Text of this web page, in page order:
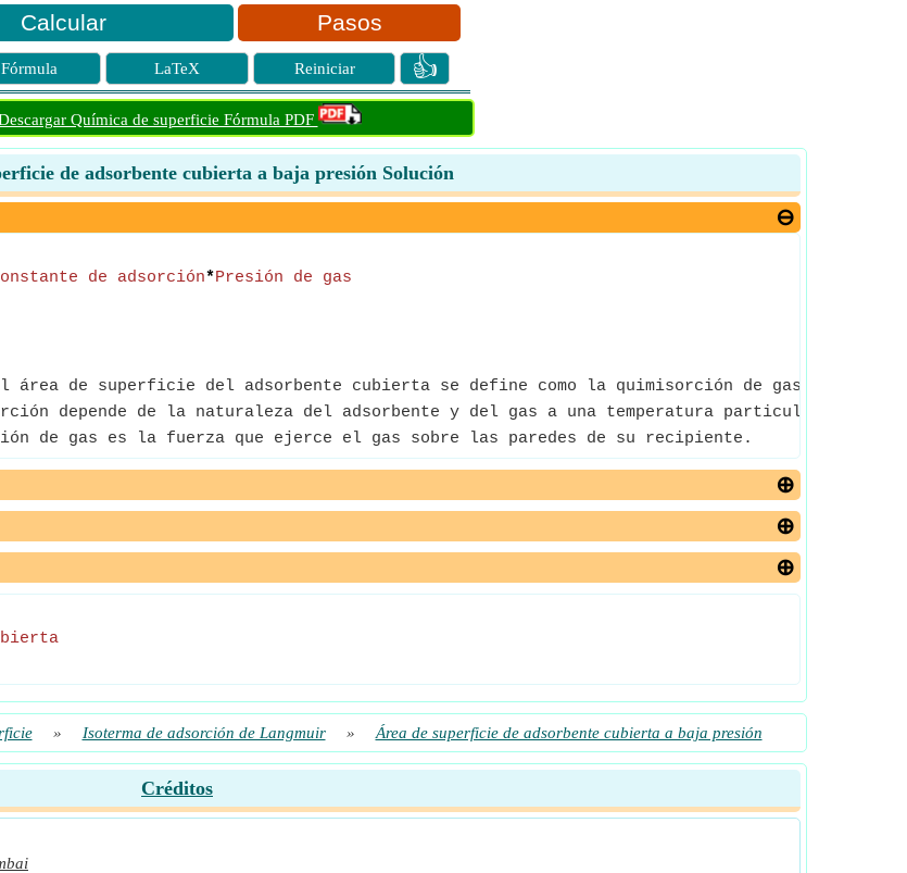
Pasos
Fórmula LaTeX Reiniciar 👍
Química de superficie Fórmula PDF
de adsorbente cubierta a baja presión Solución
de adsorción*Presión de gas
área de superficie del adsorbente cubierta se define como la quimisorción de gas en la
depende de la naturaleza del adsorbente y del gas a una temperatura particular.
de gas es la fuerza que ejerce el gas sobre las paredes de su recipiente.
» Isoterma de adsorción de Langmuir » Área de superficie de adsorbente cubierta a baja presión
Créditos